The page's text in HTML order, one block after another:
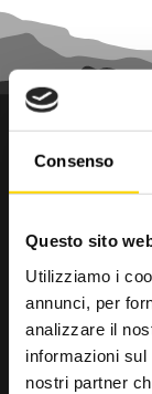
Consenso
Questo sito
Utilizziamo i
annunci, per
analizzare il
informazioni
nostri partner
Da trenta
per gli amanti